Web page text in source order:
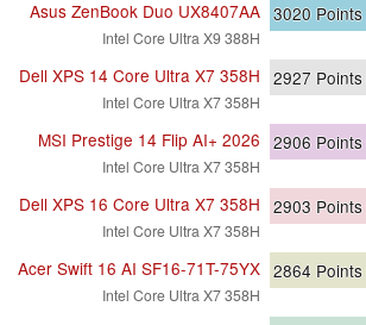
Asus ZenBook Duo UX8407AA
Intel Core Ultra X9 388H
3020 Points
Dell XPS 14 Core Ultra X7 358H
Intel Core Ultra X7 358H
2927 Points
MSI Prestige 14 Flip AI+ 2026
Intel Core Ultra X7 358H
2906 Points
Dell XPS 16 Core Ultra X7 358H
Intel Core Ultra X7 358H
2903 Points
Acer Swift 16 AI SF16-71T-75YX
Intel Core Ultra X7 358H
2864 Points